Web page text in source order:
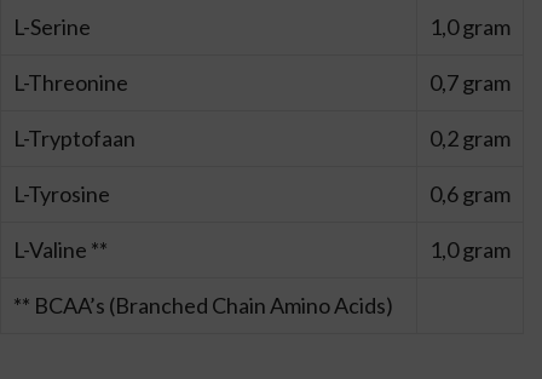
L-Serine 1,0 gram
L-Threonine 0,7 gram
L-Tryptofaan 0,2 gram
L-Tyrosine 0,6 gram
L-Valine ** 1,0 gram
** BCAA’s (Branched Chain Amino Acids)